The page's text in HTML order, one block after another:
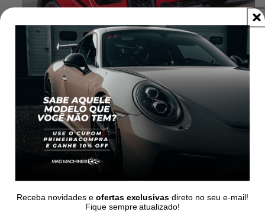
Especificações
Material: Metal, ABS, Borracha.
Escala: 1:24.
Medidas: 21cm x 9,5cm x 5cm.
Funções: Luzes, Sons, Fricção, Aerofólio
Retrátil.
Receba novidades e ofertas exclusivas direto no seu e-mail!
Fique sempre atualizado!